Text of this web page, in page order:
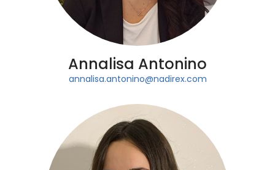
Annalisa Antonino
annalisa.antonino@nadirex.com